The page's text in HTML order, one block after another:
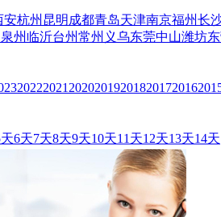
安杭州 昆明 成都青岛天津南京福州长
泉州 临沂台州常州 义乌东莞中山潍坊
20222021 20202019201820172016
6天7天8天9天10天11天12天13天14天